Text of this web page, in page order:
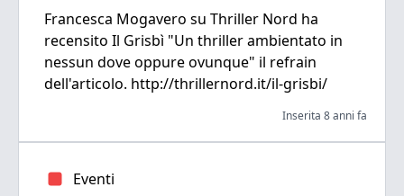
Francesca Mogavero su Thriller Nord ha
recensito Il Grisbì "Un thriller ambientato in
nessun dove oppure ovunque" il refrain
dell'articolo. http://thrillernord.it/il-grisbi/
Inserita 8 anni fa
Eventi